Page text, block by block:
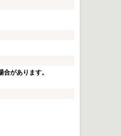
があります。